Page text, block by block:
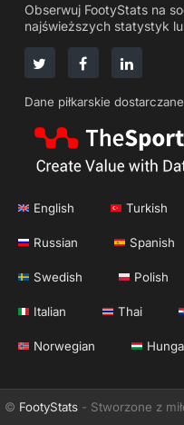
Obserwuj FootyStats na
najświeższych statystyk
Dane piłkarskie
English Turkish
Russian Spanish
Swedish Polish
Italian Thai
Norwegian
© FootyStats - Stworzone z